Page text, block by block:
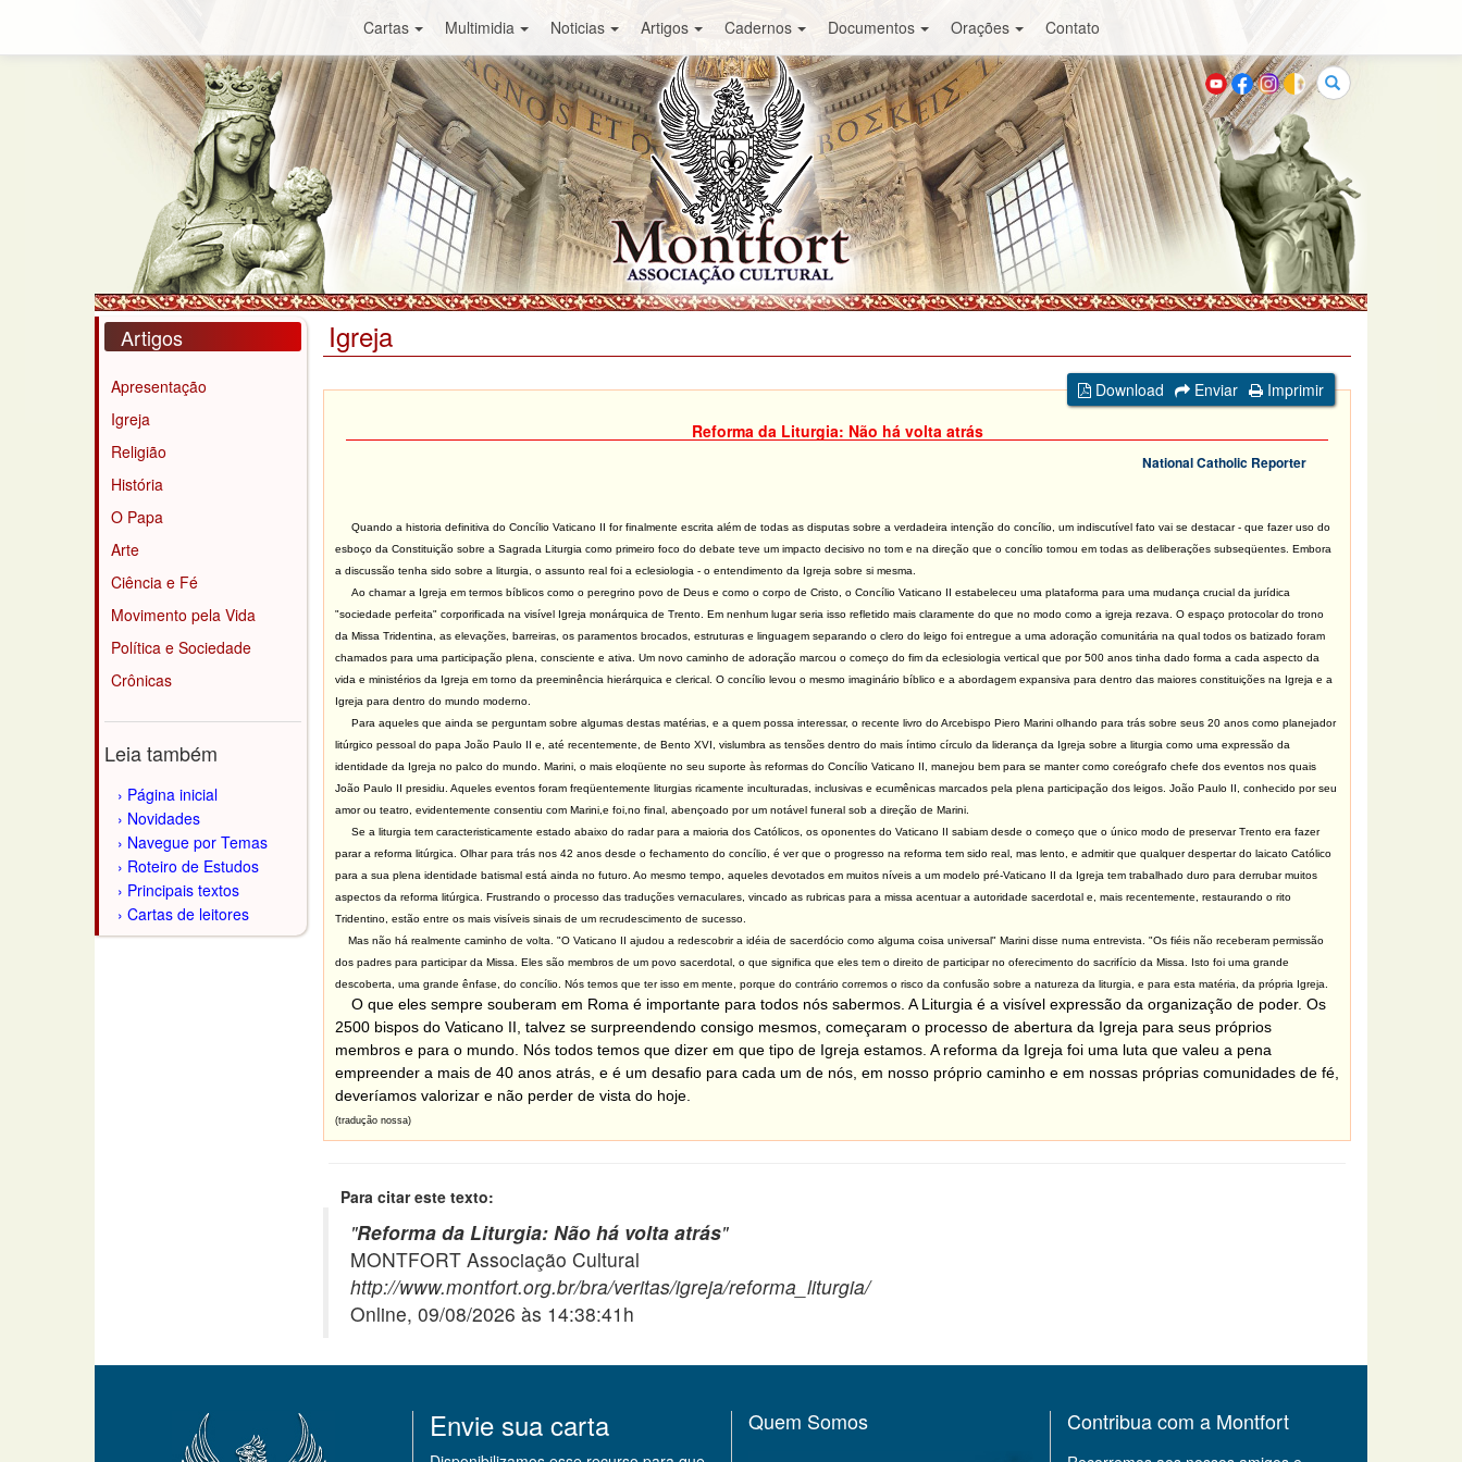
Cartas Multimidia Noticias Artigos Cadernos Documentos Orações Contato
Buscar
Artigos
Apresentação
Igreja
Religião
História
O Papa
Arte
Ciência e Fé
Movimento pela Vida
Política e Sociedade
Crônicas
Leia também
Página inicial
Novidades
Navegue por Temas
Roteiro de Estudos
Principais textos
Cartas de leitores
Igreja
Download Enviar
Imprimir
Reforma da Liturgia: Não há volta atrás
National Catholic Reporter
Quando a historia definitiva do Concílio Vaticano II for finalmente escrita além de todas as disputas sobre a verdadeira intenção do concílio, um indiscutível fato vai se destacar - que fazer uso do
esboço da Constituição sobre a Sagrada Liturgia como primeiro foco do debate teve um impacto decisivo no tom e na direção que o concílio tomou em todas as deliberações subseqüentes. Embora
a discussão tenha sido sobre a liturgia, o assunto real foi a eclesiologia - o entendimento da Igreja sobre si mesma.
Ao chamar a Igreja em termos bíblicos como o peregrino povo de Deus e como o corpo de Cristo, o Concílio Vaticano II estabeleceu uma plataforma para uma mudança crucial da jurídica
"sociedade perfeita" corporificada na visível Igreja monárquica de Trento. Em nenhum lugar seria isso refletido mais claramente do que no modo como a igreja rezava. O espaço protocolar do trono
da Missa Tridentina, as elevações, barreiras, os paramentos brocados, estruturas e linguagem separando o clero do leigo foi entregue a uma adoração comunitária na qual todos os batizado foram
chamados para uma participação plena, consciente e ativa. Um novo caminho de adoração marcou o começo do fim da eclesiologia vertical que por 500 anos tinha dado forma a cada aspecto da
vida e ministérios da Igreja em torno da preeminência hierárquica e clerical. O concílio levou o mesmo imaginário bíblico e a abordagem expansiva para dentro das maiores constituições na Igreja e a
Igreja para dentro do mundo moderno.
Para aqueles que ainda se perguntam sobre algumas destas matérias, e a quem possa interessar, o recente livro do Arcebispo Piero Marini olhando para trás sobre seus 20 anos como planejador
litúrgico pessoal do papa João Paulo II e, até recentemente, de Bento XVI, vislumbra as tensões dentro do mais íntimo círculo da liderança da Igreja sobre a liturgia como uma expressão da
identidade da Igreja no palco do mundo. Marini, o mais eloqüente no seu suporte às reformas do Concílio Vaticano II, manejou bem para se manter como coreógrafo chefe dos eventos nos quais
João Paulo II presidiu. Aqueles eventos foram freqüentemente liturgias ricamente inculturadas, inclusivas e ecumênicas marcados pela plena participação dos leigos. João Paulo II, conhecido por seu
amor ou teatro, evidentemente consentiu com Marini,e foi,no final, abençoado por um notável funeral sob a direção de Marini.
Se a liturgia tem caracteristicamente estado abaixo do radar para a maioria dos Católicos, os oponentes do Vaticano II sabiam desde o começo que o único modo de preservar Trento era fazer
parar a reforma litúrgica. Olhar para trás nos 42 anos desde o fechamento do concílio, é ver que o progresso na reforma tem sido real, mas lento, e admitir que qualquer despertar do laicato Católico
para a sua plena identidade batismal está ainda no futuro. Ao mesmo tempo, aqueles devotados em muitos níveis a um modelo pré-Vaticano II da Igreja tem trabalhado duro para derrubar muitos
aspectos da reforma litúrgica. Frustrando o processo das traduções vernaculares, vincado as rubricas para a missa acentuar a autoridade sacerdotal e, mais recentemente, restaurando o rito
Tridentino, estão entre os mais visíveis sinais de um recrudescimento de sucesso.
Mas não há realmente caminho de volta. "O Vaticano II ajudou a redescobrir a idéia de sacerdócio como alguma coisa universal" Marini disse numa entrevista. "Os fiéis não receberam permissão
dos padres para participar da Missa. Eles são membros de um povo sacerdotal, o que significa que eles tem o direito de participar no oferecimento do sacrifício da Missa. Isto foi uma grande
descoberta, uma grande ênfase, do concílio. Nós temos que ter isso em mente, porque do contrário corremos o risco da confusão sobre a natureza da liturgia, e para esta matéria, da própria Igreja.
O que eles sempre souberam em Roma é importante para todos nós sabermos. A Liturgia é a visível expressão da organização de poder. Os
2500 bispos do Vaticano II, talvez se surpreendendo consigo mesmos, começaram o processo de abertura da Igreja para seus próprios
membros e para o mundo. Nós todos temos que dizer em que tipo de Igreja estamos. A reforma da Igreja foi uma luta que valeu a pena
empreender a mais de 40 anos atrás, e é um desafio para cada um de nós, em nosso próprio caminho e em nossas próprias comunidades de fé,
deveríamos valorizar e não perder de vista do hoje.
(tradução nossa)
Para citar este texto:
"Reforma da Liturgia: Não há volta atrás"
MONTFORT Associação Cultural
http://www.montfort.org.br/bra/veritas/igreja/reforma_liturgia/
Online, 09/08/2026 às 14:38:41h
Envie sua carta Quem Somos Contribua com a Montfort